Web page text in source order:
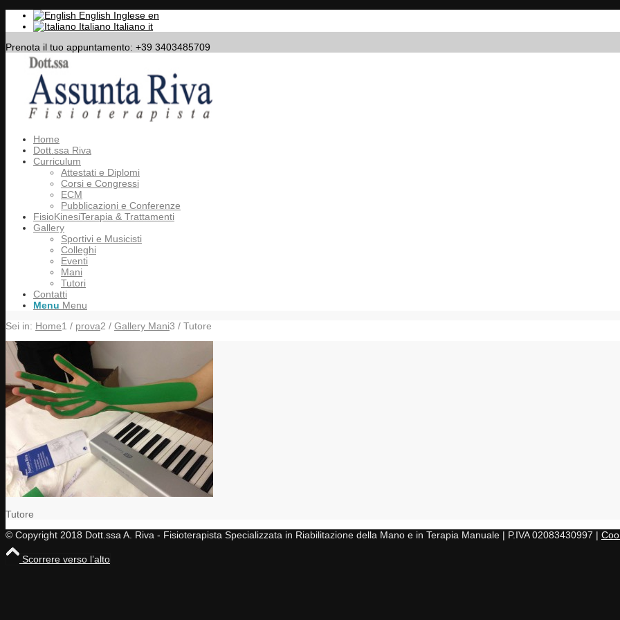
English Inglese en
Italiano Italiano it
Prenota il tuo appuntamento: +39 3403485709
Home
Dott.ssa Riva
Curriculum
Attestati e Diplomi
Corsi e Congressi
ECM
Pubblicazioni e Conferenze
FisioKinesiTerapia & Trattamenti
Gallery
Sportivi e Musicisti
Colleghi
Eventi
Mani
Tutori
Contatti
Menu Menu
Sei in: Home1 / prova2 / Gallery Mani3 / Tutore
Tutore
© Copyright 2018 Dott.ssa A. Riva - Fisioterapista Specializzata in Riabilitazione della Mano e in Terapia Manuale | P.IVA 02083430997 |
Scorrere verso l’alto